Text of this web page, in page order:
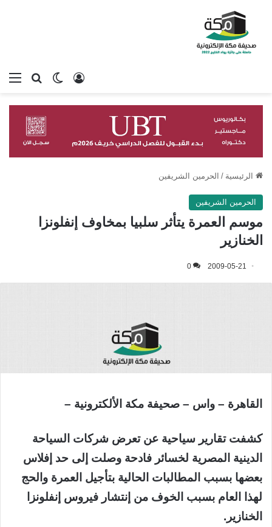
بحثالوضع
تسجيل الدخول
الرئيسية / الحرمين الشريفين
الحرمين الشريفين
موسم العمرة يتأثر سلبيا بمخاوف إنفلونزا
الخنازير
2009-05-21
0
القاهرة – واس – صحيفة مكة الألكترونية –
كشفت تقارير سياحية عن تعرض شركات السياحة
الدينية المصرية لخسائر فادحة وصلت إلى حد إفلاس
بعضها بسبب المطالبات الحالية بتأجيل العمرة والحج
لهذا العام بسبب الخوف من إنتشار فيروس إنفلونزا
الخنازير.